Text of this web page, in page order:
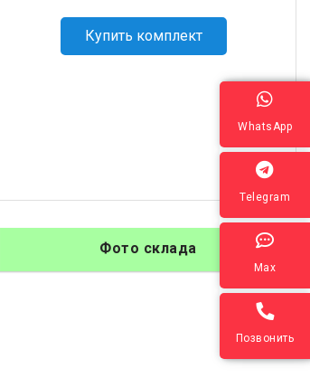
WhatsApp
Telegram
Max
Позвонить
Купить комплект
Фото склада